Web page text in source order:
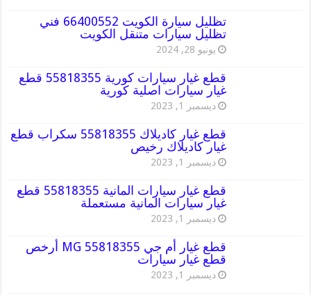
تظليل سيارة الكويت 66400552 فني
تظليل سيارات متنقل الكويت
يونيو 28, 2024
قطع غيار سيارات كورية 55818355 قطع
غيار سيارات اصلية كورية
ديسمبر 1, 2023
قطع غيار كاديلاك 55818355 سكراب قطع
غيار كاديلاك رخيص
ديسمبر 1, 2023
قطع غيار سيارات المانية 55818355 قطع
غيار سيارات المانية مستعملة
ديسمبر 1, 2023
قطع غيار أم جي MG 55818355 أرخص
قطع غيار سيارات
ديسمبر 1, 2023